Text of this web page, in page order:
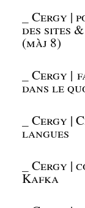
_Cergy |
des sites
(màj 8)
_Cergy |
dans le
_Cergy |
langues
_Cergy |
Kafka